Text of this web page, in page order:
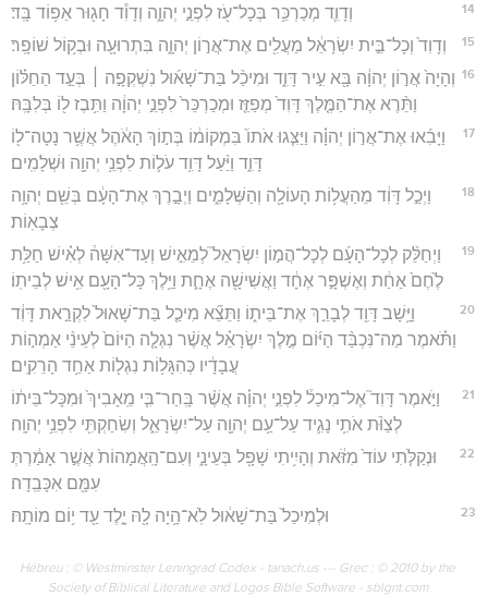
14 וְדָוִ֛ד מְכַרְכֵּ֥ר בְּכָל־עֹ֖ז לִפְנֵ֣י יְהוָ֑ה וְדָוִ֕ד חָג֖וּר אֵפ֥וֹד בָּֽד׃
15 וְדָוִד֙ וְכָל־בֵּ֣ית יִשְׂרָאֵ֔ל מַעֲלִ֖ים אֶת־אֲר֣וֹן יְהוָ֑ה בִּתְרוּעָ֖ה וּבְק֥וֹל שׁוֹפָֽר׃
16 וְהָיָה֙ אֲר֣וֹן יְהוָ֔ה בָּ֖א עִ֣יר דָּוִ֑ד וּמִיכַ֨ל בַּת־שָׁא֜וּל נִשְׁקְפָ֣ה ׀ בְּעַ֣ד הַחַלּ֗וֹן
וַתֵּ֨רֶא אֶת־הַמֶּ֤לֶךְ דָּוִד֙ מְפַזֵּ֤ז וּמְכַרְכֵּר֙ לִפְנֵ֣י יְהוָ֔ה וַתִּ֥בֶז ל֖וֹ בְּלִבָּֽהּ׃
17
וַיָּבִ֜אוּ אֶת־אֲר֣וֹן יְהוָ֗ה וַיַּצִּ֤גוּ אֹתוֹ֙ בִּמְקוֹמ֔וֹ בְּת֣וֹךְ הָאֹ֔הֶל אֲשֶׁ֥ר נָטָה־ל֖וֹ
דָּוִ֑ד וַיַּ֨עַל דָּוִ֥ד עֹל֛וֹת לִפְנֵ֥י יְהוָ֖ה וּשְׁלָמִֽים׃
18
וַיְכַ֣ל דָּוִ֔ד מֵהַעֲל֥וֹת הָעוֹלָ֖ה וְהַשְּׁלָמִ֑ים וַיְבָ֣רֶךְ אֶת־הָעָ֔ם בְּשֵׁ֖ם יְהוָ֥ה
צְבָאֽוֹת׃
19
וַיְחַלֵּ֨ק לְכָל־הָעָ֜ם לְכָל־הֲמ֣וֹן יִשְׂרָאֵל֮ לְמֵאִ֣ישׁ וְעַד־אִשָּׁה֒ לְאִ֗ישׁ חַלַּ֥ת
לֶ֙חֶם֙ אַחַ֔ת וְאֶשְׁפָּ֣ר אֶחָ֔ד וַאֲשִׁישָׁ֖ה אֶחָ֑ת וַיֵּ֥לֶךְ כָּל־הָעָ֖ם אִ֥ישׁ לְבֵיתֽוֹ׃
20
וַיָּ֥שָׁב דָּוִ֖ד לְבָרֵ֣ךְ אֶת־בֵּית֑וֹ וַתֵּצֵ֞א מִיכַ֤ל בַּת־שָׁאוּל֙ לִקְרַ֣את דָּוִ֔ד
וַתֹּ֗אמֶר מַה־נִּכְבַּ֨ד הַיּ֜וֹם מֶ֣לֶךְ יִשְׂרָאֵ֗ל אֲשֶׁ֨ר נִגְלָ֤ה הַיּוֹם֙ לְעֵינֵ֨י אַמְה֣וֹת
עֲבָדָ֔יו כְּהִגָּל֥וֹת נִגְל֖וֹת אַחַ֥ד הָרֵקִֽים׃
21
וַיֹּ֣אמֶר דָּוִד֮ אֶל־מִיכַל֒ לִפְנֵ֣י יְהוָ֗ה אֲשֶׁ֨ר בָּֽחַר־בִּ֤י מֵֽאָבִיךְ֙ וּמִכָּל־בֵּית֔וֹ
לְצַוֺּ֨ת אֹתִ֥י נָגִ֛יד עַל־עַ֥ם יְהוָ֖ה עַל־יִשְׂרָאֵ֑ל וְשִׂחַקְתִּ֖י לִפְנֵ֥י יְהוָֽה׃
22
וּנְקַלֹּ֤תִי עוֹד֙ מִזֹּ֔את וְהָיִ֥יתִי שָׁפָ֖ל בְּעֵינָ֑י וְעִם־הָֽאֲמָהוֹת֙ אֲשֶׁ֣ר אָמַ֔רְתְּ
עִמָּ֖ם אִכָּבֵֽדָה׃
23 וּלְמִיכַל֙ בַּת־שָׁא֔וּל לֹֽא־הָ֥יָה לָ֖הּ יָ֑לֶד עַ֖ד י֥וֹם מוֹתָֽהּ׃
Hébreu : © Westminster Leningrad Codex - tanach.us --- Grec : © 2010 by the
Society of Biblical Literature and Logos Bible Software - sblgnt.com